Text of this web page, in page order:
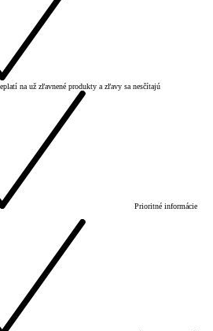
na už zľavnené produkty a zľavy sa nesčítajú
Prioritné informácie